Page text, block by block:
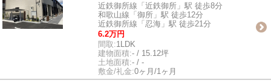
近鉄御所線「近鉄御所」駅 徒歩8分
和歌山線「御所」駅 徒歩12分
近鉄御所線「忍海」駅 徒歩21分
6.2万円
間取:1LDK
建物面積:- / 15.12坪
土地面積:- / -
敷金/礼金:0ヶ月/1ヶ月